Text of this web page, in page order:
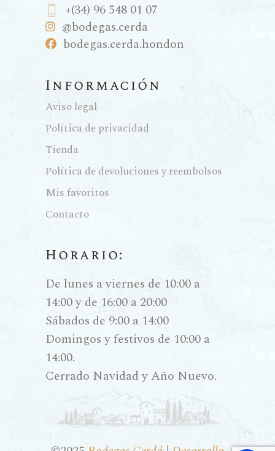
+(34) 96 548 01 07
@bodegas.cerda
bodegas.cerda.hondon
Información
Aviso legal
Política de privacidad
Tienda
Política de devoluciones y reembolsos
Mis favoritos
Contacto
Horario:
De lunes a viernes de 10:00 a
14:00 y de 16:00 a 20:00
Sábados de 9:00 a 14:00
Domingos y festivos de 10:00 a
14:00.
Cerrado Navidad y Año Nuevo.